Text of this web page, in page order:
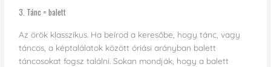
3. Tánc = balett
Az örök klasszikus. Ha beírod a keresőbe, hogy tánc, vagy
táncos, a képtalálatok között óriási arányban balett
táncosokat fogsz találni. Sokan mondják, hogy a balett